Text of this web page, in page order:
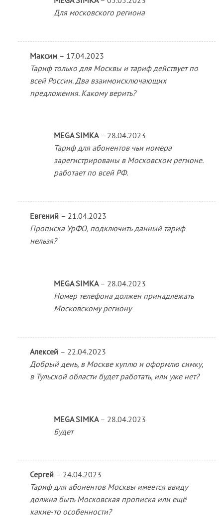
Для московского региона
Максим – 17.04.2023
Тариф только для Москвы и тариф действует по
всей России. Два взаимоисключающих
предложения. Какому верить?
MEGA SIMKA – 28.04.2023
Тариф для абонентов чьи номера
зарегистрированы в Московском регионе.
работает по всей РФ.
Евгений – 21.04.2023
Прописка УрФО, подключить данный тариф
нельзя?
MEGA SIMKA – 28.04.2023
Номер телефона должен принадлежать
Московскому региону
Алексей – 22.04.2023
Добрый день, в Москве куплю и оформлю симку,
в Тульской области будет работать, или уже нет?
MEGA SIMKA – 28.04.2023
Будет
Сергей – 24.04.2023
Тариф для абонентов Москвы имеется ввиду
должна быть Московская прописка или ещё
какие-то особенности?